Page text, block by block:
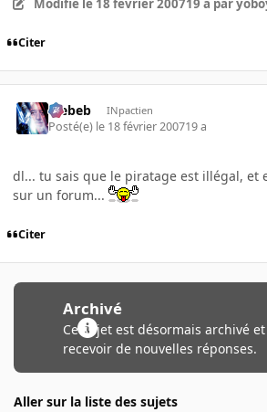
Modifié le 18 février 200719 a par
Citer
Trebeb INpactien
Posté(e) le 18 février 200719 a
dl... tu sais que le piratage est illégal, et
sur un forum...
Citer
Archivé
Ce sujet est désormais archivé
recevoir de nouvelles réponses.
Aller sur la liste des sujets